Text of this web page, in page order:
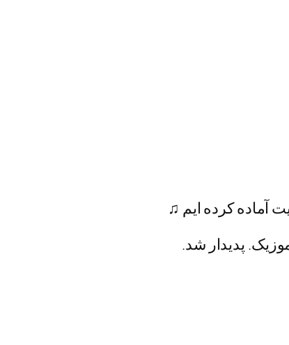
آماده کرده ایم ♫
پدیدار شد.